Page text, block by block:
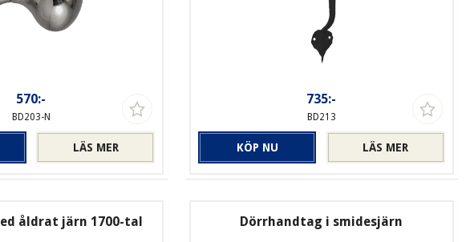
570:-
BD203-N
LÄS MER
735:-
BD213
LÄS MER
KÖP NU
åldrat järn 1700-tal Dörrhandtag i smidesjärn